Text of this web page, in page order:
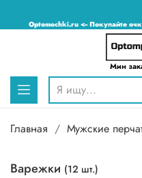
Optomochki.ru <-- Покупайте
Мин
Главная Мужские
Варежки (12 шт.)